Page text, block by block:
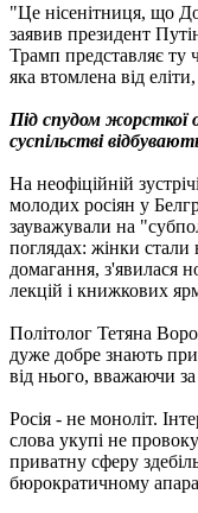
"Це нісенітниця, що
заявив президент
Трамп представляє ту
яка втомлена від
Під спудом жорсткої
суспільстві
На неофіційній
молодих росіян у
зауважували на
поглядах: жінки стали
домагання, з'явилася
лекцій і книжкових
Політолог Тетяна
дуже добре знають
від нього, вважаючи
Росія - не моноліт.
слова укупі не
приватну сферу
бюрократичному